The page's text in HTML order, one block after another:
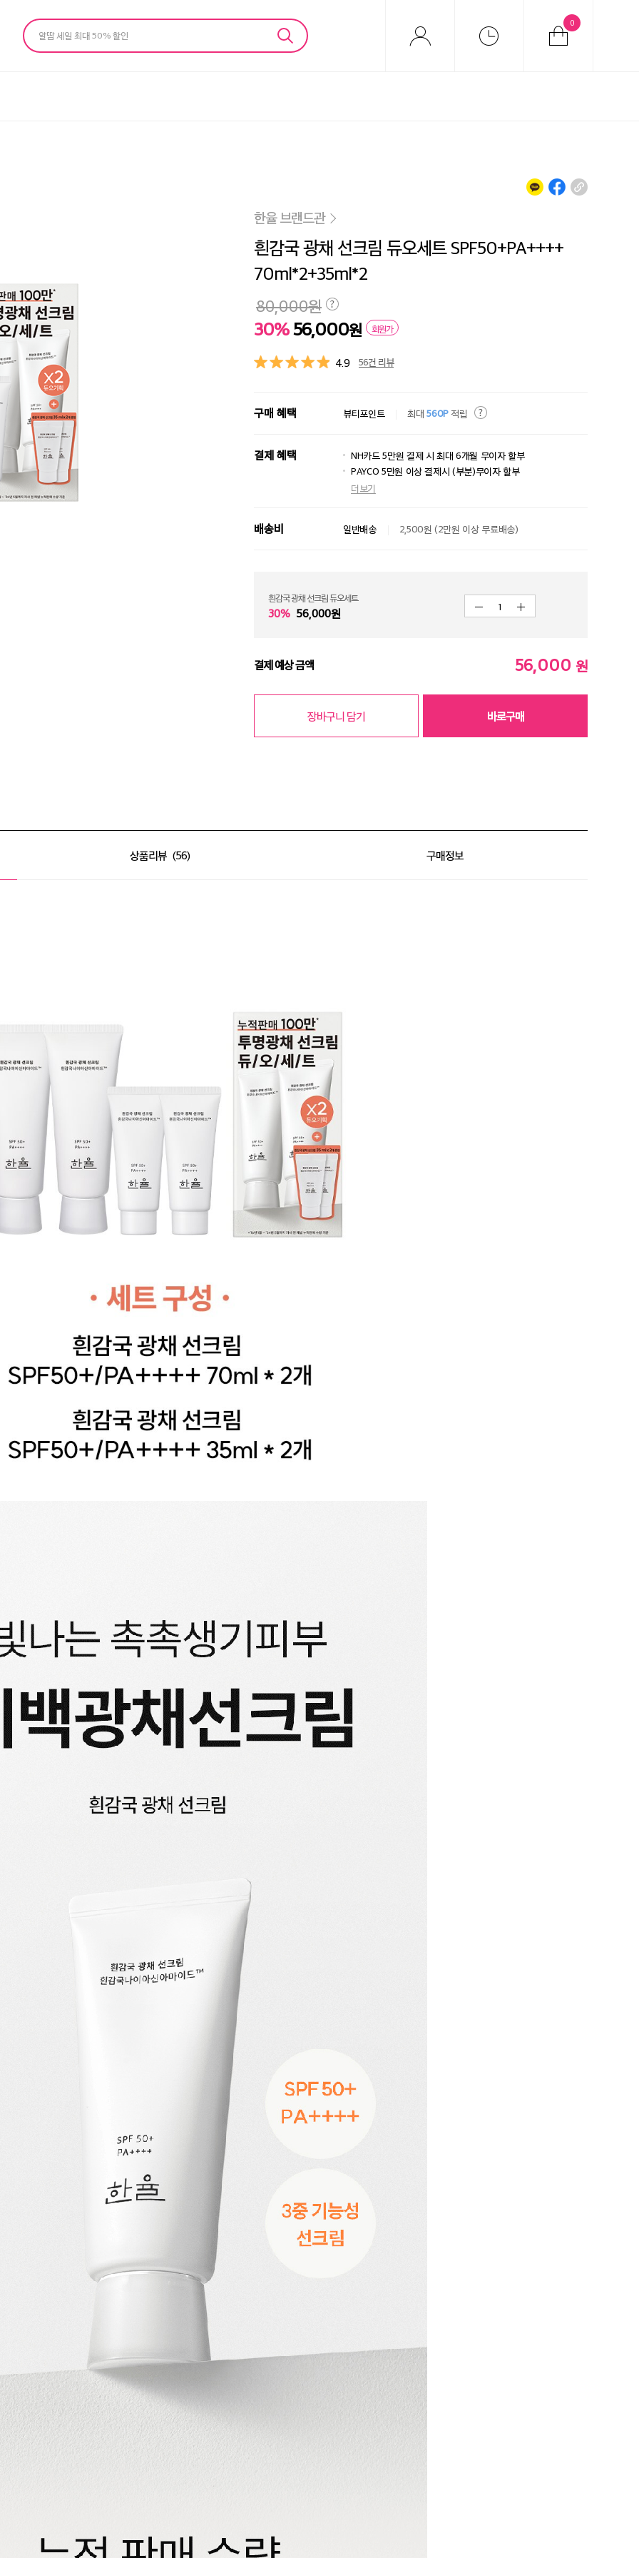
알땀 세일 최대 50% 할인
0
한율 브랜드관
흰감국 광채 선크림 듀오세트 SPF50+PA++++
70ml*2+35ml*2
30% 56,000원 회원가
80,000원
4.9 56건 리뷰
구매 혜택 뷰티포인트 최대560P적립
결제 혜택
NH카드 5만원 결제 시 최대 6개월 무이자 할부
PAYCO 5만원 이상 결제시 (부분)무이자 할부
더보기
배송비 일반배송 2,500원 (2만원 이상 무료배송)
흰감국 광채 선크림 듀오세트
30% 56,000원 1
결제 예상 금액 56,000 원
장바구니 담기 바로구매
상품리뷰 56 구매정보